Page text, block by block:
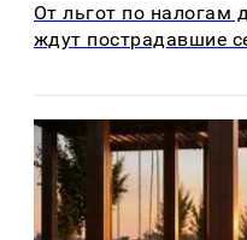
От льгот по налогам
ждут пострадавшие